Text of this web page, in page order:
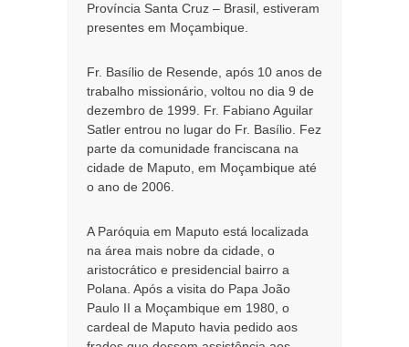
Província Santa Cruz – Brasil, estiveram
presentes em Moçambique.
Fr. Basílio de Resende, após 10 anos de
trabalho missionário, voltou no dia 9 de
dezembro de 1999. Fr. Fabiano Aguilar
Satler entrou no lugar do Fr. Basílio. Fez
parte da comunidade franciscana na
cidade de Maputo, em Moçambique até
o ano de 2006.
A Paróquia em Maputo está localizada
na área mais nobre da cidade, o
aristocrático e presidencial bairro a
Polana. Após a visita do Papa João
Paulo II a Moçambique em 1980, o
cardeal de Maputo havia pedido aos